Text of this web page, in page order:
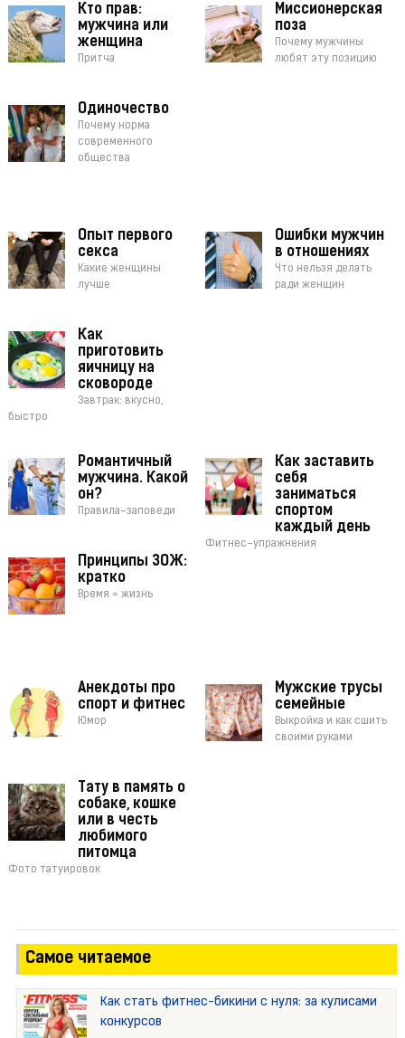
Кто прав:
мужчина или
женщина
Притча
Миссионерская
поза
Почему мужчины
любят эту позицию
Одиночество
Почему норма
современного
общества
Опыт первого
секса
Какие женщины
лучше
Ошибки мужчин
в отношениях
Что нельзя делать
ради женщин
Как
приготовить
яичницу на
сковороде
Завтрак: вкусно,
быстро
Романтичный
мужчина. Какой
он?
Правила-заповеди
Как заставить
себя
заниматься
спортом
каждый день
Фитнес-упражнения
Принципы ЗОЖ:
кратко
Время = жизнь
Анекдоты про
спорт и фитнес
Юмор
Мужские трусы
семейные
Выкройка и как сшить
своими руками
Тату в память о
собаке, кошке
или в честь
любимого
питомца
Фото татуировок
Самое читаемое
Как стать фитнес-бикини с нуля: за кулисами
конкурсов